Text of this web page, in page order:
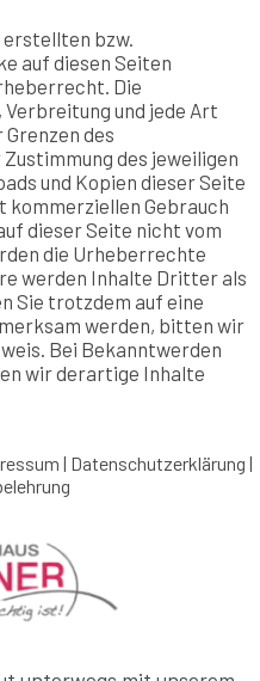
bzw.
auf diesen Seiten
Die
und jede Art
des
des jeweiligen
und Kopien dieser Seite
kommerziellen Gebrauch
dieser Seite nicht vom
die Urheberrechte
werden Inhalte Dritter als
Sie trotzdem auf eine
werden, bitten wir
Bei Bekanntwerden
wir derartige Inhalte
| Datenschutzerklärung |